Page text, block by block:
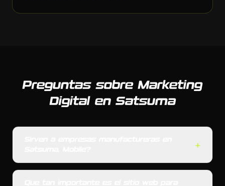
Preguntas sobre Marketing
Digital en Satsuma
+